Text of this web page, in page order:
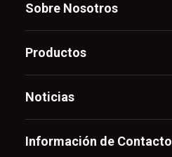
Sobre Nosotros
Productos
Noticias
Información de Contacto